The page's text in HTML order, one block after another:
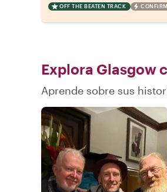
OFF THE BEATEN TRACK
Explora Glasgow
Aprende sobre sus